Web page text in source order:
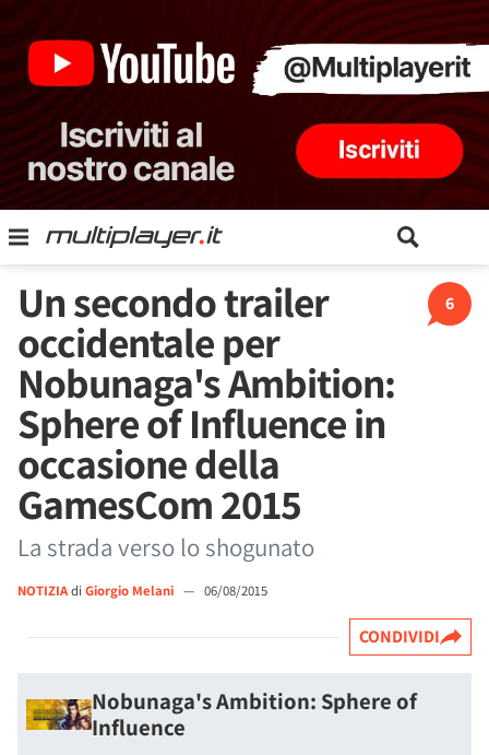
6
Un secondo trailer
occidentale per
Nobunaga's Ambition:
Sphere of Influence in
occasione della
GamesCom 2015
La strada verso lo shogunato
NOTIZIAdi Giorgio Melani — 06/08/2015
CONDIVIDI
Nobunaga's Ambition: Sphere of
Influence